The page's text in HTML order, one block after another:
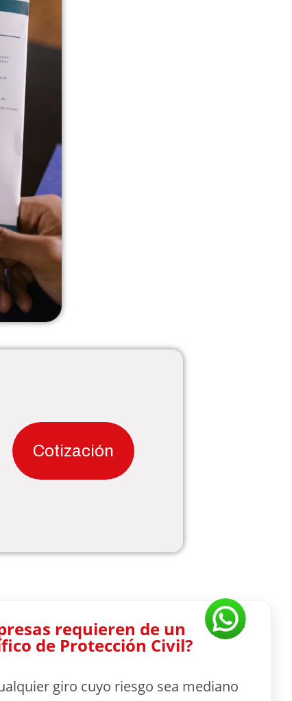
Cotización
requieren de un
de Protección Civil?
giro cuyo riesgo sea mediano